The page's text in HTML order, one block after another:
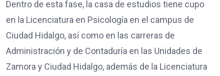
Dentro de esta fase, la casa de estudios tiene cupo
en la Licenciatura en Psicología en el campus de
Ciudad Hidalgo, así como en las carreras de
Administración y de Contaduría en las Unidades de
Zamora y Ciudad Hidalgo, además de la Licenciatura